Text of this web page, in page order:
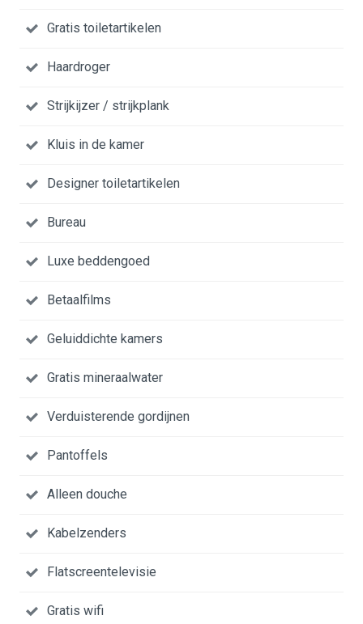
Gratis toiletartikelen
Haardroger
Strijkijzer / strijkplank
Kluis in de kamer
Designer toiletartikelen
Bureau
Luxe beddengoed
Betaalfilms
Geluiddichte kamers
Gratis mineraalwater
Verduisterende gordijnen
Pantoffels
Alleen douche
Kabelzenders
Flatscreentelevisie
Gratis wifi